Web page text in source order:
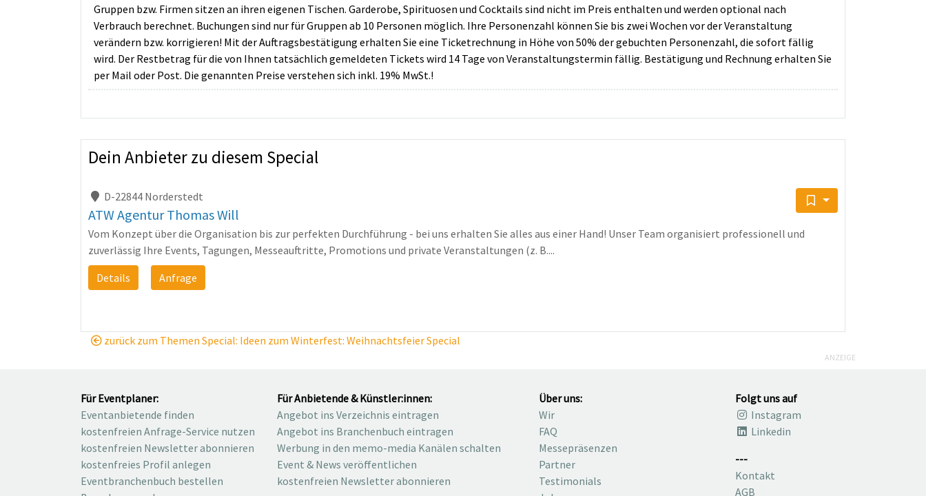
Gruppen bzw. Firmen sitzen an ihren eigenen Tischen. Garderobe, Spirituosen und Cocktails sind nicht im Preis enthalten und werden optional nach
Verbrauch berechnet. Buchungen sind nur für Gruppen ab 10 Personen möglich. Ihre Personenzahl können Sie bis zwei Wochen vor der Veranstaltung
verändern bzw. korrigieren! Mit der Auftragsbestätigung erhalten Sie eine Ticketrechnung in Höhe von 50% der gebuchten Personenzahl, die sofort fällig
wird. Der Restbetrag für die von Ihnen tatsächlich gemeldeten Tickets wird 14 Tage von Veranstaltungstermin fällig. Bestätigung und Rechnung erhalten Sie
per Mail oder Post. Die genannten Preise verstehen sich inkl. 19% MwSt.!
Dein Anbieter zu diesem Special
D-22844 Norderstedt
ATW Agentur Thomas Will
Vom Konzept über die Organisation bis zur perfekten Durchführung - bei uns erhalten Sie alles aus einer Hand! Unser Team organisiert professionell und
zuverlässig Ihre Events, Tagungen, Messeauftritte, Promotions und private Veranstaltungen (z. B....
Details
Anfrage
zurück zum Themen Special: Ideen zum Winterfest: Weihnachtsfeier Special
ANZEIGE
Für Eventplaner:
Eventanbietende finden
kostenfreien Anfrage-Service nutzen
kostenfreien Newsletter abonnieren
kostenfreies Profil anlegen
Eventbranchenbuch bestellen
Für Anbietende & Künstler:innen:
Angebot ins Verzeichnis eintragen
Angebot ins Branchenbuch eintragen
Werbung in den memo-media Kanälen schalten
Event & News veröffentlichen
kostenfreien Newsletter abonnieren
Über uns:
Wir
FAQ
Messepräsenzen
Partner
Testimonials
Folgt uns auf
Instagram
Linkedin
---
Kontakt
AGB